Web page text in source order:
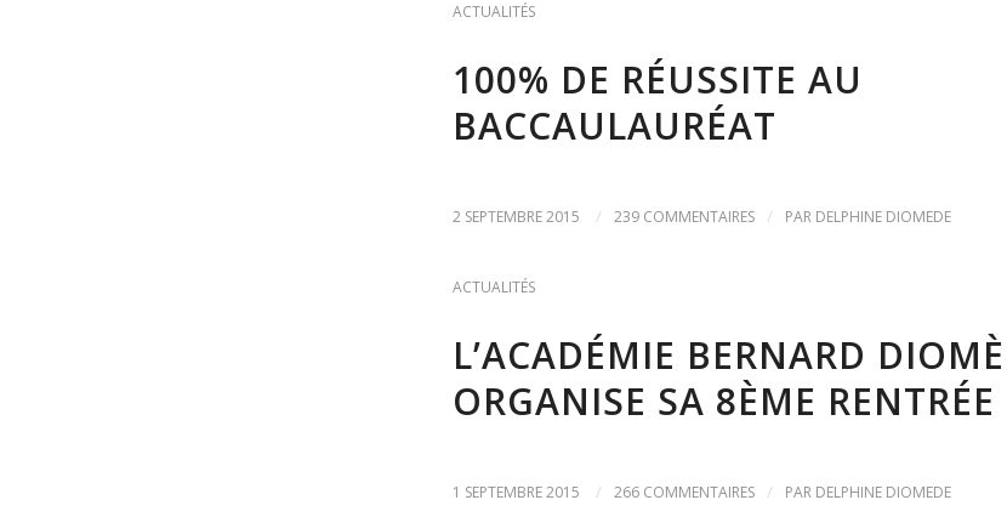
ACTUALITÉS
100% DE RÉUSSITE AU
BACCAULAURÉAT
2 SEPTEMBRE 2015 / 239 COMMENTAIRES / PAR DELPHINE DIOMEDE
ACTUALITÉS
L’ACADÉMIE BERNARD
ORGANISE SA 8ÈME RENTRÉE
1 SEPTEMBRE 2015 / 266 COMMENTAIRES / PAR DELPHINE DIOMEDE